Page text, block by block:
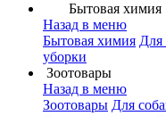
Бытовая химия
Назад в меню
Бытовая химия Для
уборки
Зоотовары
Назад в меню
Зоотовары Для